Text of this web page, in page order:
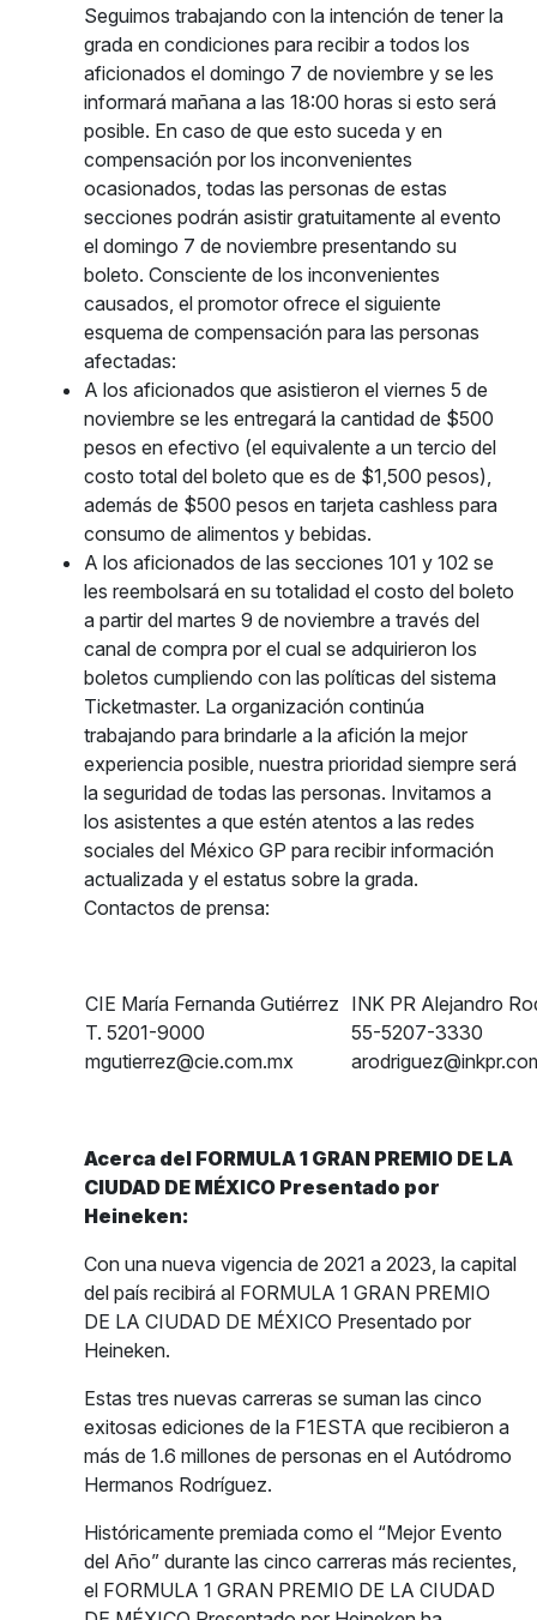
Seguimos trabajando con la intención de tener la
grada en condiciones para recibir a todos los
aficionados el domingo 7 de noviembre y se les
informará mañana a las 18:00 horas si esto será
posible. En caso de que esto suceda y en
compensación por los inconvenientes
ocasionados, todas las personas de estas
secciones podrán asistir gratuitamente al evento
el domingo 7 de noviembre presentando su
boleto. Consciente de los inconvenientes
causados, el promotor ofrece el siguiente
esquema de compensación para las personas
afectadas:
A los aficionados que asistieron el viernes 5 de
noviembre se les entregará la cantidad de $500
pesos en efectivo (el equivalente a un tercio del
costo total del boleto que es de $1,500 pesos),
además de $500 pesos en tarjeta cashless para
consumo de alimentos y bebidas.
A los aficionados de las secciones 101 y 102 se
les reembolsará en su totalidad el costo del boleto
a partir del martes 9 de noviembre a través del
canal de compra por el cual se adquirieron los
boletos cumpliendo con las políticas del sistema
Ticketmaster. La organización continúa
trabajando para brindarle a la afición la mejor
experiencia posible, nuestra prioridad siempre será
la seguridad de todas las personas. Invitamos a
los asistentes a que estén atentos a las redes
sociales del México GP para recibir información
actualizada y el estatus sobre la grada.
Contactos de prensa:
CIE María Fernanda Gutiérrez
T. 5201-9000
mgutierrez@cie.com.mx
INK PR Alejandro
55-5207-3330
Acerca del FORMULA 1 GRAN PREMIO DE LA
CIUDAD DE MÉXICO Presentado por
Heineken:
Con una nueva vigencia de 2021 a 2023, la capital
del país recibirá al FORMULA 1 GRAN PREMIO
DE LA CIUDAD DE MÉXICO Presentado por
Heineken.
Estas tres nuevas carreras se suman las cinco
exitosas ediciones de la F1ESTA que recibieron a
más de 1.6 millones de personas en el Autódromo
Hermanos Rodríguez.
Históricamente premiada como el “Mejor Evento
del Año” durante las cinco carreras más recientes,
el FORMULA 1 GRAN PREMIO DE LA CIUDAD